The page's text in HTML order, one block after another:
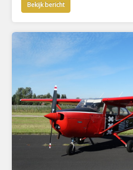
Bekijk bericht